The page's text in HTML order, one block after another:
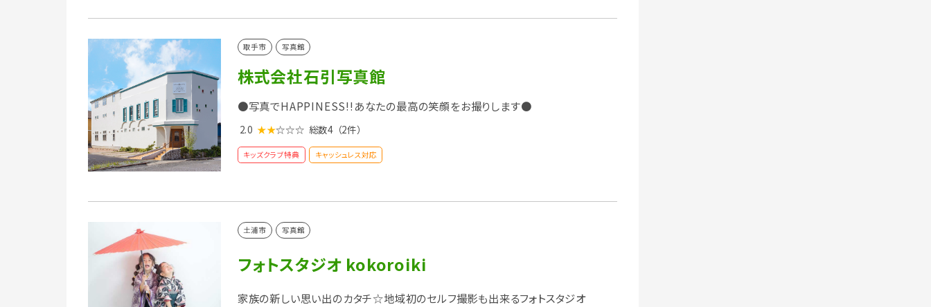
取手市 写真館
株式会社石引写真館
●写真でHAPPINESS!!あなたの最高の笑顔をお撮りします●
2.0 ★★☆☆☆ 総数4 （2件）
キッズクラブ特典 キャッシュレス対応
土浦市 写真館
フォトスタジオ kokoroiki
家族の新しい思い出のカタチ☆地域初のセルフ撮影も出来るフォトスタジオ